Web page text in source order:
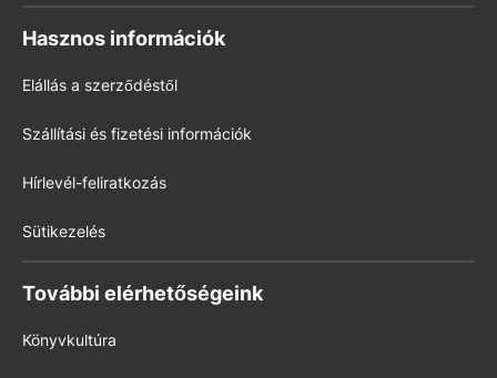
Hasznos információk
Elállás a szerződéstől
Szállítási és fizetési információk
Hírlevél-feliratkozás
Sütikezelés
További elérhetőségeink
Könyvkultúra